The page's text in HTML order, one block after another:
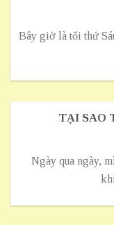
Bây giờ là tối thứ
TẠI SAO
Ngày qua ngày,